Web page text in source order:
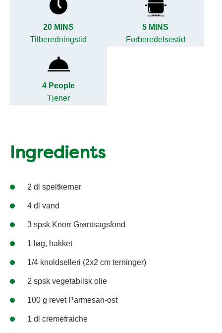
20 MINS
Tilberedningstid
5 MINS
Forberedelsestid
4 People
Tjener
Ingredients
2 dl speltkerner
4 dl vand
3 spsk Knorr Grøntsagsfond
1 løg, hakket
1/4 knoldselleri (2x2 cm terninger)
2 spsk vegetabilsk olie
100 g revet Parmesan-ost
1 dl cremefraiche